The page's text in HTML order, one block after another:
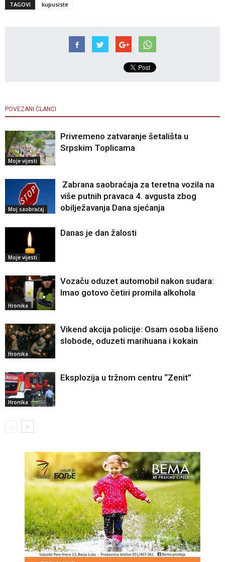
TAGOVI kupusiste
POVEZANI ČLANCI
Moje vijesti
Privremeno zatvaranje šetališta u
Srpskim Toplicama
Moj saobraćaj
Zabrana saobraćaja za teretna vozila na
više putnih pravaca 4. avgusta zbog
obilježavanja Dana sjećanja
Moje vijesti
Danas je dan žalosti
Hronika
Vozaču oduzet automobil nakon sudara:
Imao gotovo četiri promila alkohola
Hronika
Vikend akcija policije: Osam osoba lišeno
slobode, oduzeti marihuana i kokain
Hronika
Eksplozija u tržnom centru “Zenit”